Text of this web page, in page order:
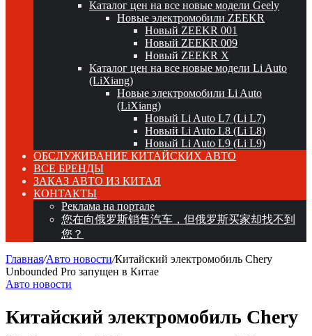
Каталог цен на все новые модели Geely
Новые электромобили ZEEKR
Новый ZEEKR 001
Новый ZEEKR 009
Новый ZEEKR X
Каталог цен на все новые модели Li Auto
(LiXiang)
Новые электромобили Li Auto
(LiXiang)
Новый Li Auto L7 (Li L7)
Новый Li Auto L8 (Li L8)
Новый Li Auto L9 (Li L9)
ОБСЛУЖИВАНИЕ КИТАЙСКИХ АВТО
ВСЕ БРЕНДЫ
ЗАКАЗ АВТО ИЗ КИТАЯ
КОНТАКТЫ
Реклама на портале
您在向俄罗斯销售汽车，但俄罗斯买家却找不到
您？
Главная/Авто новости/Китайский электромобиль Chery
Unbounded Pro запущен в Китае
Авто новости
Китайский электромобиль Chery